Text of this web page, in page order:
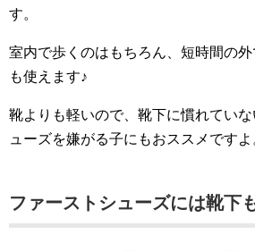
す。
室内で歩くのはもちろん、短時間の
も使えます♪
靴よりも軽いので、靴下に慣れてい
ューズを嫌がる子にもおススメですよ
ファーストシューズには靴下